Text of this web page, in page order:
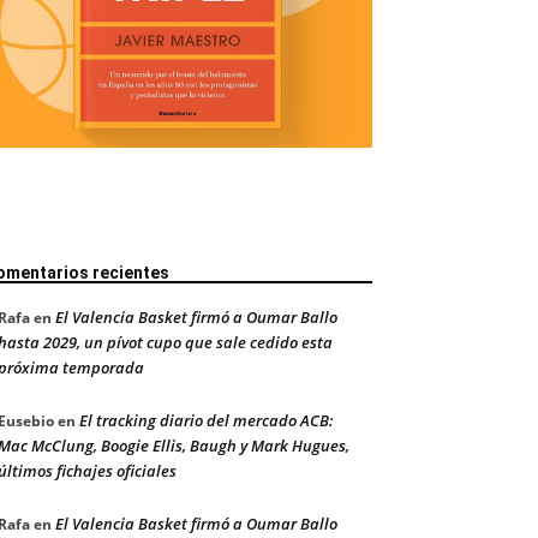
recientes
en El Valencia Basket firmó a Oumar Ballo
2029, un pívot cupo que sale cedido esta
temporada
en El tracking diario del mercado ACB:
McClung, Boogie Ellis, Baugh y Mark Hugues,
fichajes oficiales
en El Valencia Basket firmó a Oumar Ballo